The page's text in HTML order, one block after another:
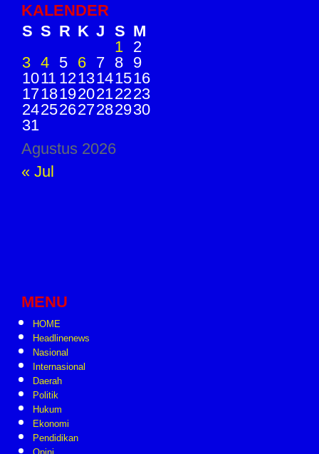
KALENDER
Agustus 2026
S S R K J S M
1 2
3 4 5 6 7 8 9
1011 1213141516
17181920212223
24252627282930
31
« Jul
MENU
HOME
Headlinenews
Nasional
Internasional
Daerah
Politik
Hukum
Ekonomi
Pendidikan